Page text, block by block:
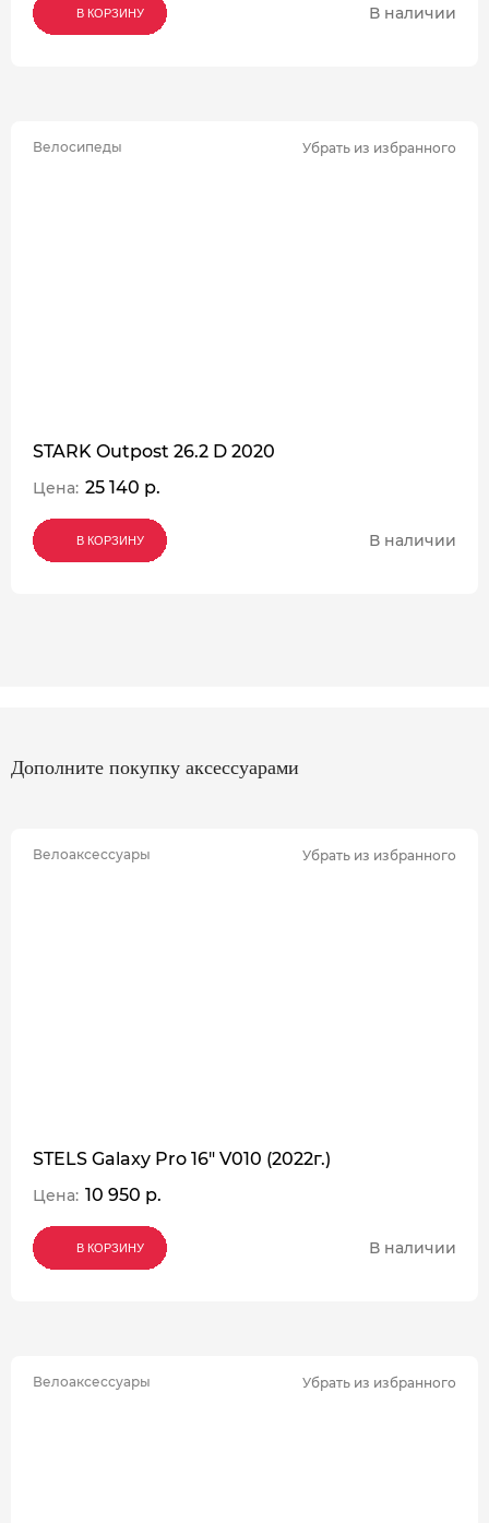
В КОРЗИНУ
В КОРЗИНУ
В КОРЗИНУ В наличии
Велосипеды Убрать из избранного
STARK Outpost 26.2 D 2020
Цена: 25 140 р.
В КОРЗИНУ
В КОРЗИНУ
В КОРЗИНУ В наличии
Дополните покупку аксессуарами
Велоаксессуары Убрать из избранного
STELS Galaxy Pro 16" V010 (2022г.)
Цена: 10 950 р.
В КОРЗИНУ
В КОРЗИНУ
В КОРЗИНУ В наличии
Велоаксессуары Убрать из избранного